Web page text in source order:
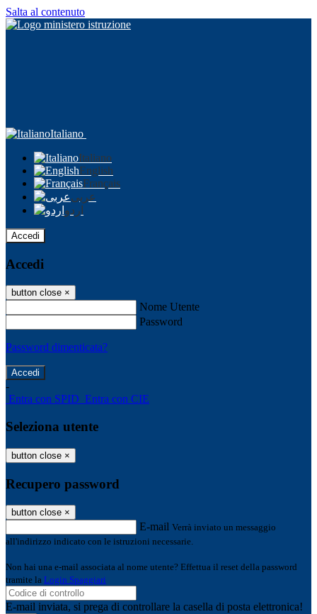
Salta al contenuto
Italiano
Italiano
English
Français
عربى
اردو
Accedi
Accedi
button close ×
Nome Utente
Password
Password dimenticata?
-
Entra con SPID Entra con CIE
Seleziona utente
button close ×
Recupero password
button close ×
E-mail Verrà inviato un messaggio
all'indirizzo indicato con le istruzioni necessarie.
Non hai una e-mail associata al nome utente? Effettua il reset della password
tramite la Login Spaggiari
E-mail inviata, si prega di controllare la casella di posta elettronica!